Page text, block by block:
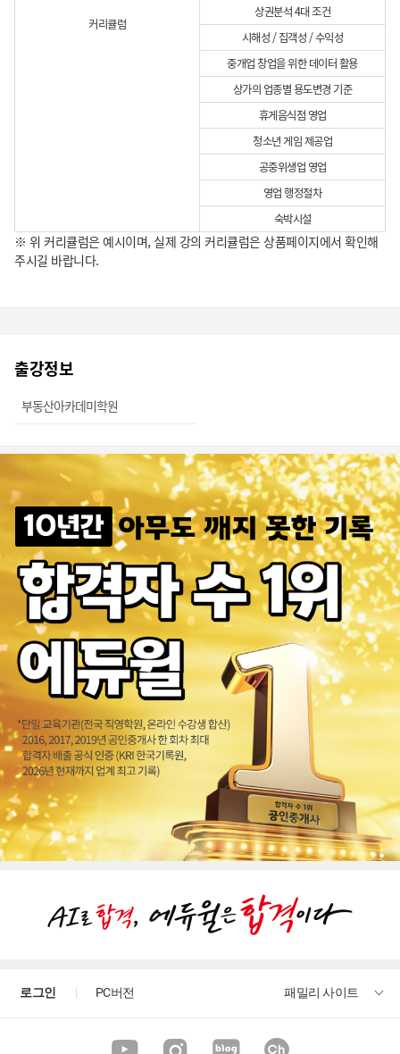
커리큘럼
상권분석 4대 조건
시해성 / 집객성 / 수익성
중개업 창업을 위한 데이터 활용
상가의 업종별 용도변경 기준
휴게음식점 영업
청소년 게임 제공업
공중위생업 영업
영업 행정절차
숙박시설
※ 위 커리큘럼은 예시이며, 실제 강의 커리큘럼은 상품페이지에서 확인해
주시길 바랍니다.
출강정보
부동산아카데미학원
로그인 PC버전 패밀리 사이트